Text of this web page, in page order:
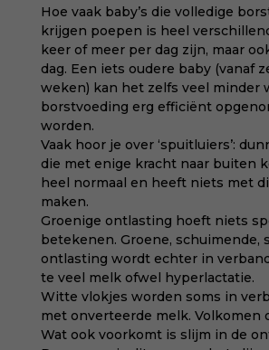
Hoe vaak baby’s die volledige
krijgen poepen is heel
keer of meer per dag zijn, maar
dag. Een iets oudere baby (vanaf
weken) kan het zelfs veel minder
borstvoeding erg efficiënt
worden.
Vaak hoor je over ‘spuitluiers’:
die met enige kracht naar buiten
heel normaal en heeft niets met
maken.
Groenige ontlasting hoeft niets
betekenen. Groene, schuimende,
ontlasting wordt echter in
te veel melk ofwel hyperlactatie.
Witte vlokjes worden soms in
met onverteerde melk. Volkomen
Wat ook voorkomt is slijm in de